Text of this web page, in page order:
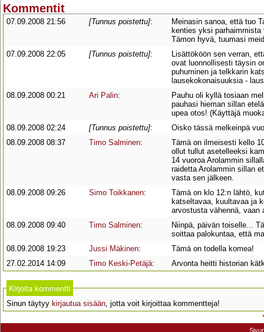
Kommentit
07.09.2008 21:56 [Tunnus poistettu]:
Meinasin sanoa, että tuo
kenties yksi
Tämon hyvä, tuumasi
07.09.2008 22:05
[Tunnus poistettu]:
Lisättököön sen verran,
ovat luonnollisesti täysin
puhuminen ja telkkarin
lausekokonaisuuksia -
08.09.2008 00:21
Ari Palin:
Pauhu oli kyllä tosiaan
pauhasi hieman sillan
upea otos! (Käyttäjä
08.09.2008 02:24
[Tunnus poistettu]:
Oisko tässä melkeinpä
08.09.2008 08:37
Timo Salminen:
Tämä on ilmeisesti kello
ollut tullut asetelleeksi
14 vuoroa Arolammin
raidetta Arolammin sillan
vasta sen jälkeen.
08.09.2008 09:26
Simo Toikkanen:
Tämä on klo 12:n lähtö,
katseltavaa, kuultavaa ja
arvostusta vähennä, vaan
08.09.2008 09:40
Timo Salminen:
Niinpä, päivän toiselle...
soittaa palokuntaa, että
08.09.2008 19:23
Jussi Mäkinen:
Tämä on todella komea!
27.02.2014 14:09
Timo Keski-Petäjä: Arvonta heitti historian
Kirjoita kommentti
Sinun täytyy kirjautua sisään, jotta voit kirjoittaa kommentteja!